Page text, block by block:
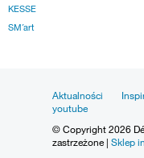
KESSE
SM´art
Aktualności
youtube
© Copyright 2026
zastrzeżone | Sklep